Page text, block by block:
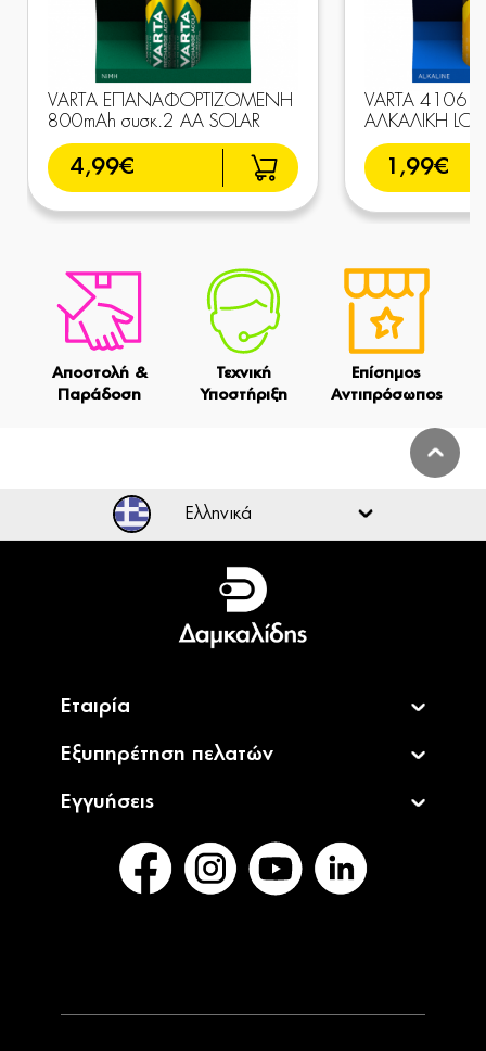
VARTA ΕΠΑΝΑΦΟΡΤΙΖΟΜΕΝΗ
800mAh συσκ.2 AA SOLAR
4,99€
VARTA 4106
AΛΚΑΛΙΚΗ
1,99€
Αποστολή &
Παράδοση
Τεχνική
Υποστήριξη
Επίσημος
Αντιπρόσωπος
Ελληνικά
Ελληνικά
English
Εταιρία
Εξυπηρέτηση πελατών
Εγγυήσεις